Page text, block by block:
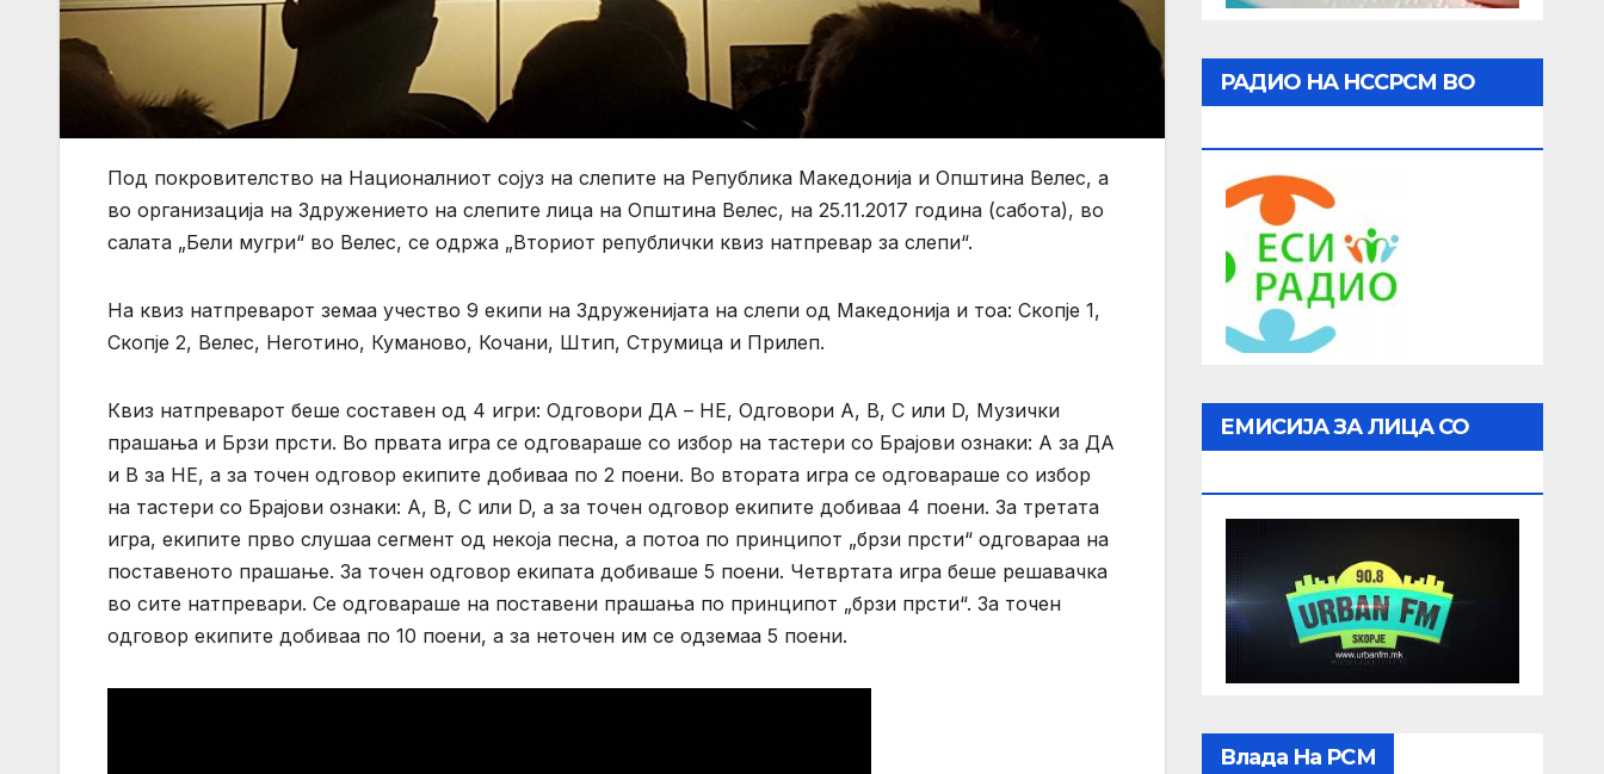
Под покровителство на Националниот сојуз на слепите на Република Македонија и Општина Велес, а
во организација на Здружението на слепите лица на Општина Велес, на 25.11.2017 година (сабота), во
салата „Бели мугри“ во Велес, се одржа „Вториот републички квиз натпревар за слепи“.
На квиз натпреварот земаа учество 9 екипи на Здруженијата на слепи од Македонија и тоа: Скопје 1,
Скопје 2, Велес, Неготино, Куманово, Кочани, Штип, Струмица и Прилеп.
Квиз натпреварот беше составен од 4 игри: Одговори ДА – НЕ, Одговори A, B, C или D, Музички
прашања и Брзи прсти. Во првата игра се одговараше со избор на тастери со Брајови ознаки: А за ДА
и В за НЕ, а за точен одговор екипите добиваа по 2 поени. Во втората игра се одговараше со избор
на тастери со Брајови ознаки: A, B, C или D, а за точен одговор екипите добиваа 4 поени. За третата
игра, екипите прво слушаа сегмент од некоја песна, а потоа по принципот „брзи прсти“ одговараа на
поставеното прашање. За точен одговор екипата добиваше 5 поени. Четвртата игра беше решавачка
во сите натпревари. Се одговараше на поставени прашања по принципот „брзи прсти“. За точен
одговор екипите добиваа по 10 поени, а за неточен им се одземаа 5 поени.
РАДИО НА НССРСМ ВО
ЕМИСИЈА ЗА ЛИЦА СО
Влада На РСМ